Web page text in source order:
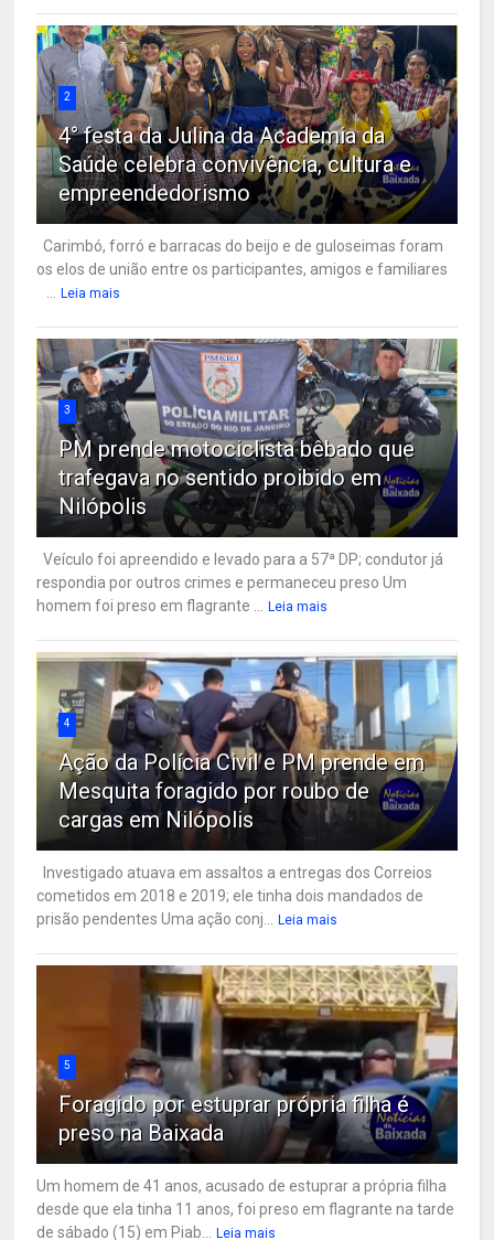
2
4° festa da Julina da Academia da
Saúde celebra convivência, cultura e
empreendedorismo
Carimbó, forró e barracas do beijo e de guloseimas foram
os elos de união entre os participantes, amigos e familiares
Leia mais
3
PM prende motociclista bêbado que
trafegava no sentido proibido em
Nilópolis
Veículo foi apreendido e levado para a 57ª DP; condutor já
respondia por outros crimes e permaneceu preso Um
homem foi preso em flagrante ...
Leia mais
4
Ação da Polícia Civil e PM prende em
Mesquita foragido por roubo de
cargas em Nilópolis
Investigado atuava em assaltos a entregas dos Correios
cometidos em 2018 e 2019; ele tinha dois mandados de
prisão pendentes Uma ação conj...
Leia mais
5
Foragido por estuprar própria filha é
preso na Baixada
Um homem de 41 anos, acusado de estuprar a própria filha
desde que ela tinha 11 anos, foi preso em flagrante na tarde
de sábado (15) em Piab...
Leia mais